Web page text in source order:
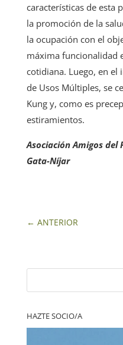
características de esta
la promoción de la
la ocupación con el
máxima funcionalidad
cotidiana. Luego, en
de Usos Múltiples, se
Kung y, como es
estiramientos.
Asociación Amigos del
Gata-Níjar
← ANTERIOR
HAZTE SOCIO/A